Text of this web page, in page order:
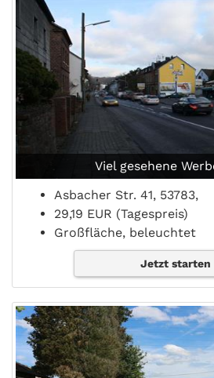
Viel gesehene
Asbacher Str. 41, 53783,
29,19 EUR (Tagespreis)
Großfläche, beleuchtet
Jetzt starten